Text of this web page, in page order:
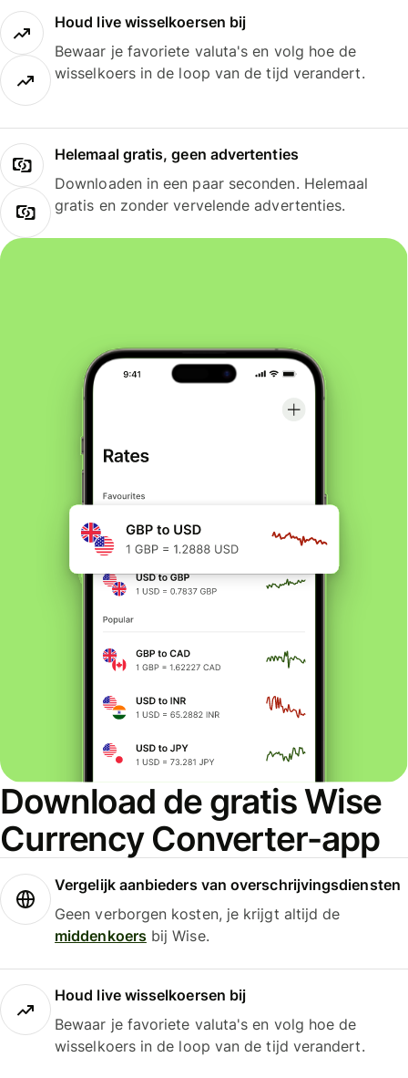
Houd live wisselkoersen bij
Bewaar je favoriete valuta's en volg hoe de
wisselkoers in de loop van de tijd verandert.
Helemaal gratis, geen advertenties
Downloaden in een paar seconden. Helemaal
gratis en zonder vervelende advertenties.
Download de gratis Wise
Currency Converter-app
Vergelijk aanbieders van overschrijvingsdiensten
Geen verborgen kosten, je krijgt altijd de
middenkoersbij Wise.
Houd live wisselkoersen bij
Bewaar je favoriete valuta's en volg hoe de
wisselkoers in de loop van de tijd verandert.